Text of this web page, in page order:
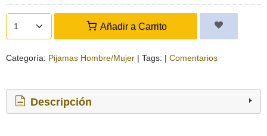
Añadir a Carrito
Categoría: Pijamas Hombre/Mujer | Tags: | Comentarios
Descripción